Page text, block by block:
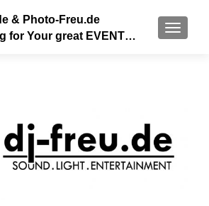
MENU
& Photo-Freu.de
for Your great EVENT…